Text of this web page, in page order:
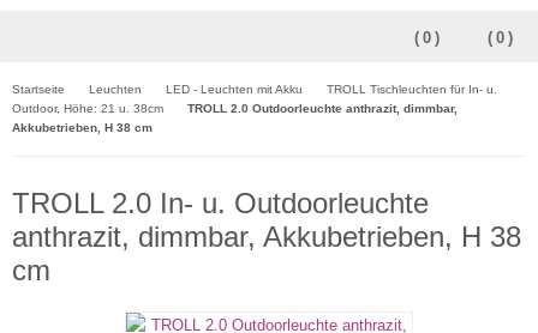
( 0 )
( 0 )
Startseite Leuchten LED - Leuchten mit Akku
TROLL Tischleuchten für In- u.
Outdoor, Höhe: 21 u. 38cm
TROLL 2.0 Outdoorleuchte anthrazit, dimmbar,
Akkubetrieben, H 38 cm
TROLL 2.0 In- u. Outdoorleuchte
anthrazit, dimmbar, Akkubetrieben, H 38
cm